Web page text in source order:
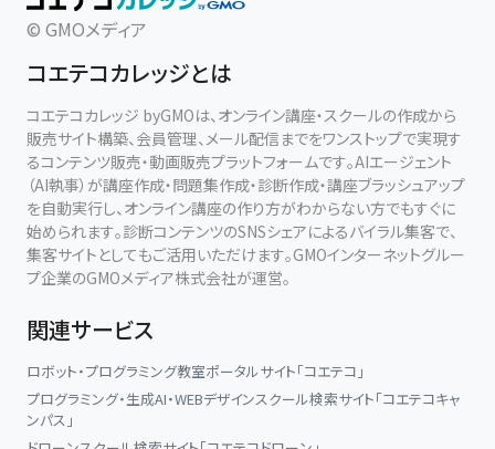
© GMOメディア
コエテコカレッジとは
コエテコカレッジ byGMOは、オンライン講座・スクールの作成から
販売サイト構築、会員管理、メール配信までをワンストップで実現す
るコンテンツ販売・動画販売プラットフォームです。AIエージェント
（AI執事）が講座作成・問題集作成・診断作成・講座ブラッシュアップ
を自動実行し、オンライン講座の作り方がわからない方でもすぐに
始められます。診断コンテンツのSNSシェアによるバイラル集客で、
集客サイトとしてもご活用いただけます。GMOインターネットグルー
プ企業のGMOメディア株式会社が運営。
関連サービス
ロボット・プログラミング教室ポータルサイト「コエテコ」
プログラミング・生成AI・WEBデザインスクール検索サイト「コエテコキャ
ンパス」